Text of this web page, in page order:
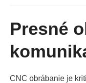
Presné
CNC obrábanie je